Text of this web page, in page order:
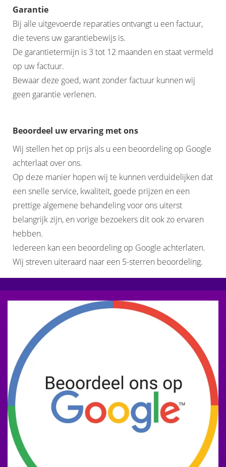
Garantie
Bij alle uitgevoerde reparaties ontvangt u een factuur,
die tevens uw garantiebewijs is.
De garantietermijn is 3 tot 12 maanden en staat vermeld
op uw factuur.
Bewaar deze goed, want zonder factuur kunnen wij
geen garantie verlenen.
Beoordeel uw ervaring met ons
Wij stellen het op prijs als u een beoordeling op Google
achterlaat over ons.
Op deze manier hopen wij te kunnen verduidelijken dat
een snelle service, kwaliteit, goede prijzen en een
prettige algemene behandeling voor ons uiterst
belangrijk zijn, en vorige bezoekers dit ook zo ervaren
hebben.
Iedereen kan een beoordeling op Google achterlaten.
Wij streven uiteraard naar een 5-sterren beoordeling.